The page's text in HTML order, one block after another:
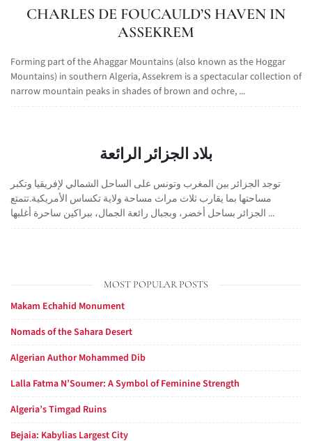
CHARLES DE FOUCAULD’S HAVEN IN
ASSEKREM
Forming part of the Ahaggar Mountains (also known as the Hoggar
Mountains) in southern Algeria, Assekrem is a spectacular collection of
narrow mountain peaks in shades of brown and ochre, ...
بلاد الجزائر الرائعة
توجد الجزائر بين المغرب وتونس على الساحل الشمالي لإفريقيا وتكبر
مساحتها بما يقارب ثلاث مراث مساحة ولاية تكساس الأمريكية.تتمتع
الجزائر بساحل أخضر، وبجبال رائعة الجمال، ببراكين ساحرة أغلبها ...
MOST POPULAR POSTS
Makam Echahid Monument
Nomads of the Sahara Desert
Algerian Author Mohammed Dib
Lalla Fatma N’Soumer: A Symbol of Feminine Strength
Algeria’s Timgad Ruins
Bejaia: Kabylias Largest City